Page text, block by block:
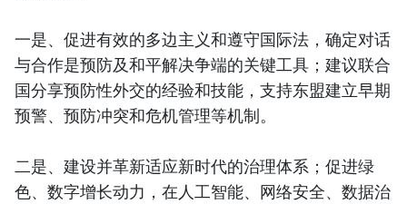
一是、促进有效的多边主义和遵守国际法，确定对话
与合作是预防及和平解决争端的关键工具；建议联合
国分享预防性外交的经验和技能，支持东盟建立早期
预警、预防冲突和危机管理等机制。
二是、建设并革新适应新时代的治理体系；促进绿
色、数字增长动力，在人工智能、网络安全、数据治